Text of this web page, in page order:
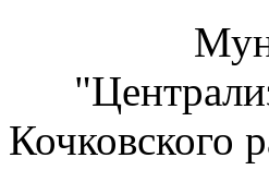
Кочковского